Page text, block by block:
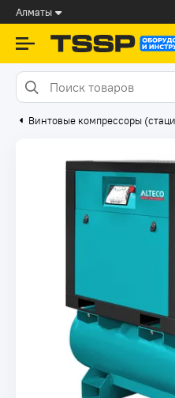
Алматы
Винтовые компрессоры